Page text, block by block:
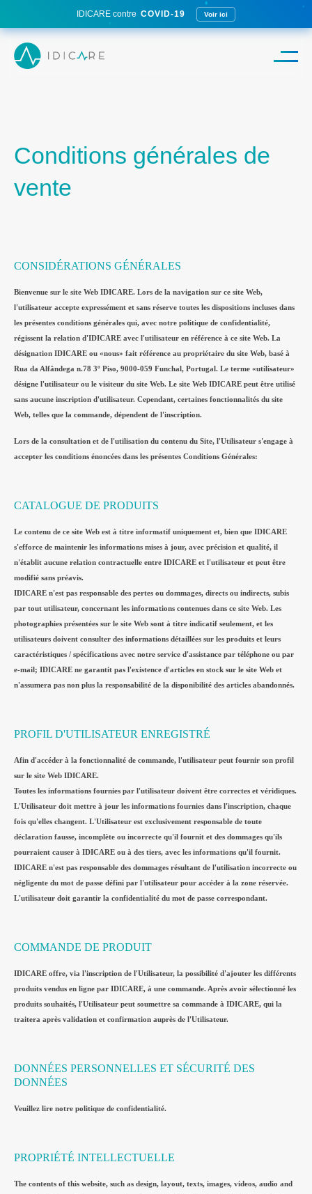
IDICARE contre COVID-19 Voir ici
Conditions générales de
vente
CONSIDÉRATIONS GÉNÉRALES
Bienvenue sur le site Web IDICARE. Lors de la navigation sur ce site Web,
l'utilisateur accepte expressément et sans réserve toutes les dispositions incluses dans
les présentes conditions générales qui, avec notre politique de confidentialité,
régissent la relation d'IDICARE avec l'utilisateur en référence à ce site Web. La
désignation IDICARE ou «nous» fait référence au propriétaire du site Web, basé à
Rua da Alfândega n.78 3º Piso, 9000-059 Funchal, Portugal. Le terme «utilisateur»
désigne l'utilisateur ou le visiteur du site Web. Le site Web IDICARE peut être utilisé
sans aucune inscription d'utilisateur. Cependant, certaines fonctionnalités du site
Web, telles que la commande, dépendent de l'inscription.
Lors de la consultation et de l'utilisation du contenu du Site, l'Utilisateur s'engage à
accepter les conditions énoncées dans les présentes Conditions Générales:
CATALOGUE DE PRODUITS
Le contenu de ce site Web est à titre informatif uniquement et, bien que IDICARE
s'efforce de maintenir les informations mises à jour, avec précision et qualité, il
n'établit aucune relation contractuelle entre IDICARE et l'utilisateur et peut être
modifié sans préavis.
IDICARE n'est pas responsable des pertes ou dommages, directs ou indirects, subis
par tout utilisateur, concernant les informations contenues dans ce site Web. Les
photographies présentées sur le site Web sont à titre indicatif seulement, et les
utilisateurs doivent consulter des informations détaillées sur les produits et leurs
caractéristiques / spécifications avec notre service d'assistance par téléphone ou par
e-mail; IDICARE ne garantit pas l'existence d'articles en stock sur le site Web et
n'assumera pas non plus la responsabilité de la disponibilité des articles abandonnés.
PROFIL D'UTILISATEUR ENREGISTRÉ
Afin d'accéder à la fonctionnalité de commande, l'utilisateur peut fournir son profil
sur le site Web IDICARE.
Toutes les informations fournies par l'utilisateur doivent être correctes et véridiques.
L'Utilisateur doit mettre à jour les informations fournies dans l'inscription, chaque
fois qu'elles changent. L'Utilisateur est exclusivement responsable de toute
déclaration fausse, incomplète ou incorrecte qu'il fournit et des dommages qu'ils
pourraient causer à IDICARE ou à des tiers, avec les informations qu'il fournit.
IDICARE n'est pas responsable des dommages résultant de l'utilisation incorrecte ou
négligente du mot de passe défini par l'utilisateur pour accéder à la zone réservée.
L'utilisateur doit garantir la confidentialité du mot de passe correspondant.
COMMANDE DE PRODUIT
IDICARE offre, via l'inscription de l'Utilisateur, la possibilité d'ajouter les différents
produits vendus en ligne par IDICARE, à une commande. Après avoir sélectionné les
produits souhaités, l'Utilisateur peut soumettre sa commande à IDICARE, qui la
traitera après validation et confirmation auprès de l'Utilisateur.
DONNÉES PERSONNELLES ET SÉCURITÉ DES
DONNÉES
Veuillez lire notre politique de confidentialité.
PROPRIÉTÉ INTELLECTUELLE
The contents of this website, such as design, layout, texts, images, videos, audio and